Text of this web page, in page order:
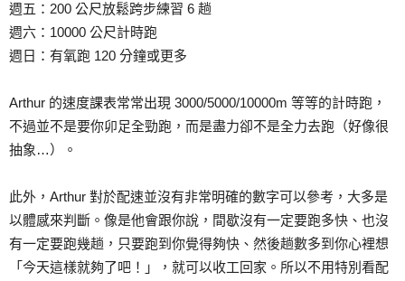
週五：200 公尺放鬆跨步練習 6 趟
週六：10000 公尺計時跑
週日：有氧跑 120 分鐘或更多
Arthur 的速度課表常常出現 3000/5000/10000m 等等的計時跑，
不過並不是要你卯足全勁跑，而是盡力卻不是全力去跑（好像很
抽象…）。
此外，Arthur 對於配速並沒有非常明確的數字可以參考，大多是
以體感來判斷。像是他會跟你說，間歇沒有一定要跑多快、也沒
有一定要跑幾趟，只要跑到你覺得夠快、然後趟數多到你心裡想
「今天這樣就夠了吧！」，就可以收工回家。所以不用特別看配